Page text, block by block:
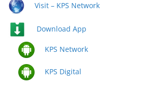
Visit – KPS Network
Download App
KPS Network
KPS Digital